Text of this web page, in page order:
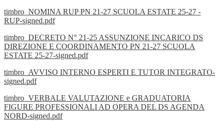
timbro_NOMINA RUP PN 21-27 SCUOLA ESTATE 25-27 -
RUP-signed.pdf
timbro_DECRETO N° 21-25 ASSUNZIONE INCARICO DS
DIREZIONE E COORDINAMENTO PN 21-27 SCUOLA
ESTATE 25-27-signed.pdf
timbro_AVVISO INTERNO ESPERTI E TUTOR INTEGRATO-
signed.pdf
timbro_VERBALE VALUTAZIONE e GRADUATORIA
FIGURE PROFESSIONALI AD OPERA DEL DS AGENDA
NORD-signed.pdf